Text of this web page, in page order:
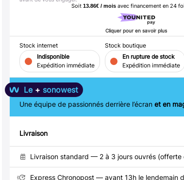
Soit 13.86€ / mois avec financement en 24
Cliquer pour en savoir plus
Stock internet
Indisponible
Expédition immédiate
Stock boutique
En rupture de stock
Expédition immédiate
Le + sonowest
Une équipe de passionnés derrière l’écran et en
Livraison
Livraison standard — 2 à 3 jours ouvrés (offerte
Express Chronopost — avant 13h le lendemain